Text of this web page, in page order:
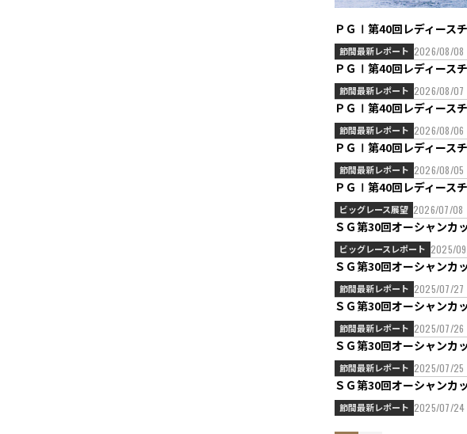
ＰＧⅠ第40回レディース
節間最新レポート 2026/08/08
ＰＧⅠ第40回レディース
節間最新レポート 2026/08/07
ＰＧⅠ第40回レディース
節間最新レポート 2026/08/06
ＰＧⅠ第40回レディース
節間最新レポート 2026/08/05
ＰＧⅠ第40回レディース
ビッグレース展望 2026/07/08
ＳＧ第30回オーシャンカ
ビッグレースレポート 2025/
ＳＧ第30回オーシャンカ
節間最新レポート 2025/07/27
ＳＧ第30回オーシャンカ
節間最新レポート 2025/07/26
ＳＧ第30回オーシャンカ
節間最新レポート 2025/07/25
ＳＧ第30回オーシャンカ
節間最新レポート 2025/07/24